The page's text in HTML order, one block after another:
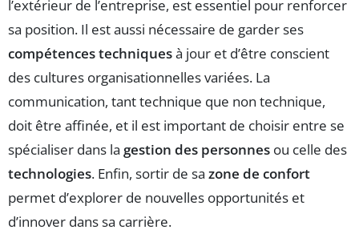
l’extérieur de l’entreprise, est essentiel pour renforcer
sa position. Il est aussi nécessaire de garder ses
compétences techniquesà jour et d’être conscient
des cultures organisationnelles variées. La
communication, tant technique que non technique,
doit être affinée, et il est important de choisir entre se
spécialiser dans la gestion des personnes ou celle des
technologies. Enfin, sortir de sa zone de confort
permet d’explorer de nouvelles opportunités et
d’innover dans sa carrière.